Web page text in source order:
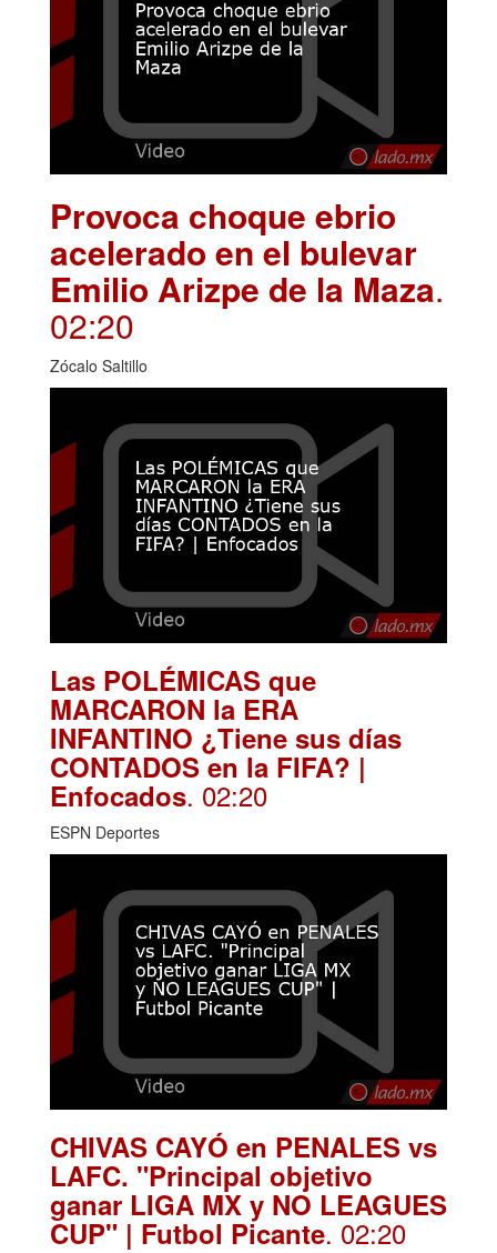
Provoca choque ebrio
acelerado en el bulevar
Emilio Arizpe de la Maza.
02:20
Zócalo Saltillo
Las POLÉMICAS que
MARCARON la ERA
INFANTINO ¿Tiene sus días
CONTADOS en la FIFA? |
Enfocados. 02:20
ESPN Deportes
CHIVAS CAYÓ en PENALES vs
LAFC. "Principal objetivo
ganar LIGA MX y NO LEAGUES
CUP" | Futbol Picante. 02:20